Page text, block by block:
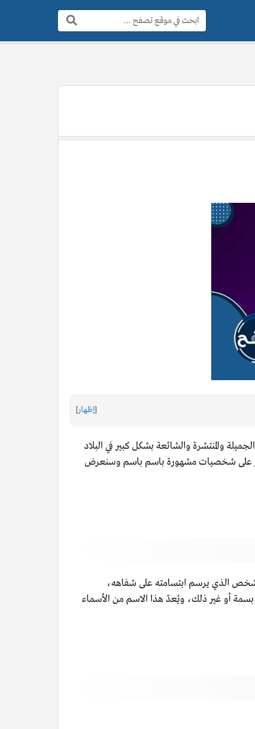
البحث:
[إظهار]
والمنتشرة والشائعة بشكل كبير في البلاد
نمر على شخصيات مشهورة باسم باسم وسنعرض
الذي يرسم ابتسامته على شفاهه،
أو غير ذلك، ويُعدّ هذا الاسم من الأسماء